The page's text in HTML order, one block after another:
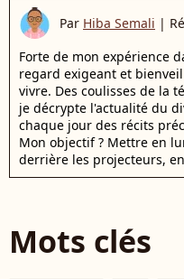
Par Hiba Semali |
Forte de mon expérience
regard exigeant et
vivre. Des coulisses de la
je décrypte l'actualité du
chaque jour des récits
Mon objectif ? Mettre en
derrière les projecteurs,
Mots clés